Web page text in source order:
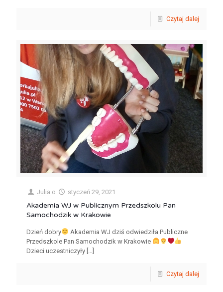
Czytaj dalej
Julia o styczeń 29, 2021
Akademia WJ w Publicznym Przedszkolu Pan
Samochodzik w Krakowie
Dzień dobry
Akademia WJ dziś odwiedziła Publiczne
Przedszkole Pan Samochodzik w Krakowie
Dzieci uczestniczyły […]
Czytaj dalej